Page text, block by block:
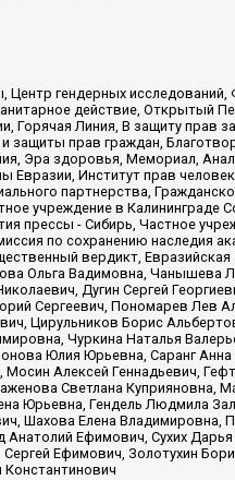
гендерных
действие, Открытый
Линия, В защиту прав
защиты прав граждан,
Эра здоровья, Мемориал,
Институт прав
партнерства,
учреждение в Калининграде
прессы - Сибирь, Частное
по сохранению наследия
вердикт,
Ольга Вадимовна, Чанышева
Дугин Сергей
Сергеевич, Пономарев Лев
Цирульников Борис
Чуркина Наталья
Юлия Юрьевна, Саранг Анна
Алексей Геннадьевич,
Светлана Куприяновна,
Юрьевна, Гендель Людмила
Шахова Елена Владимировна,
Ефимович, Сухих
Ефимович, Золотухин